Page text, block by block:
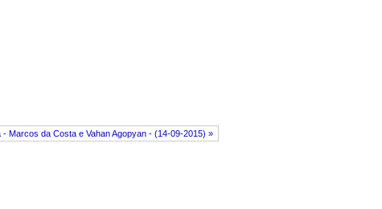
- Marcos da Costa e Vahan Agopyan - (14-09-2015) »